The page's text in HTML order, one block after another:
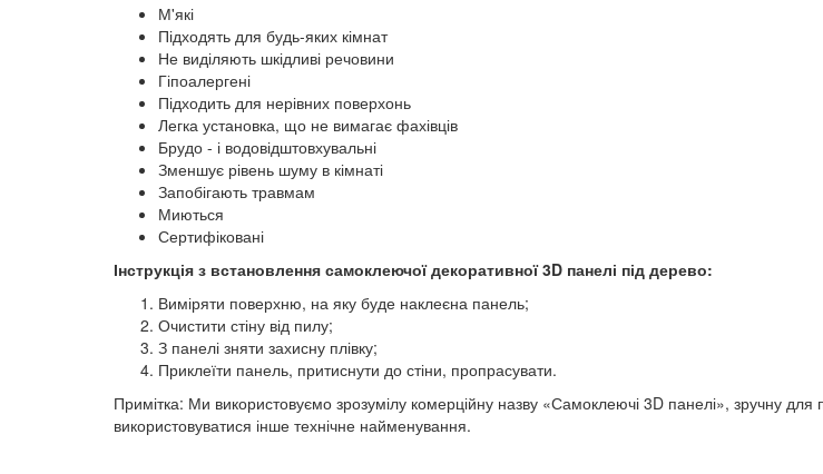
М'які
Підходять для будь-яких кімнат
Не виділяють шкідливі речовини
Гіпоалергені
Підходить для нерівних поверхонь
Легка установка, що не вимагає фахівців
Брудо - і водовідштовхувальні
Зменшує рівень шуму в кімнаті
Запобігають травмам
Миються
Сертифіковані
Інструкція з встановлення самоклеючої декоративної 3D панелі під дерево:
Виміряти поверхню, на яку буде наклеєна панель;
Очистити стіну від пилу;
З панелі зняти захисну плівку;
Приклеїти панель, притиснути до стіни, пропрасувати.
Примітка: Ми використовуємо зрозумілу комерційну назву «Самоклеючі 3D панелі», зручну
використовуватися інше технічне найменування.